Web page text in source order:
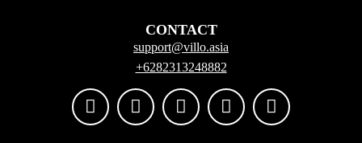
CONTACT
support@villo.asia
+6282313248882